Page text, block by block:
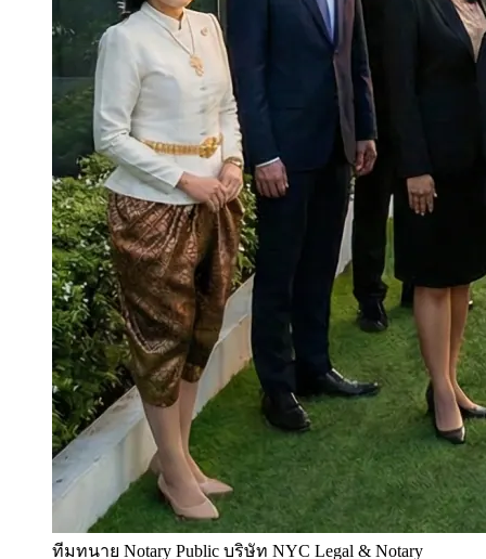
ทีมทนาย Notary Public บริษัท NYC Legal & Notary